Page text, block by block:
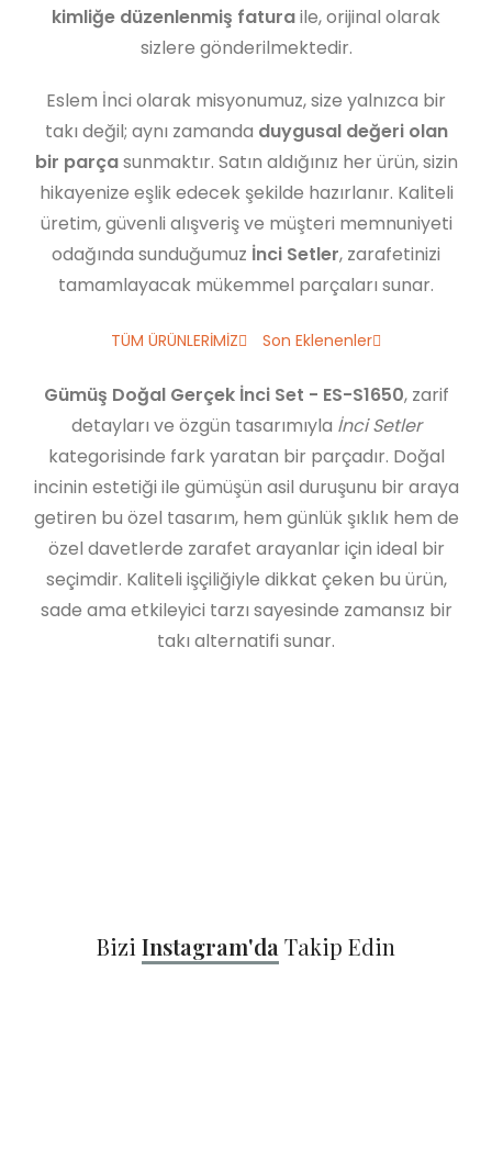
kimliğe düzenlenmiş faturaile, orijinal olarak
sizlere gönderilmektedir.
Eslem İnci olarak misyonumuz, size yalnızca bir
takı değil; aynı zamanda duygusal değeri olan
bir parçasunmaktır. Satın aldığınız her ürün, sizin
hikayenize eşlik edecek şekilde hazırlanır. Kaliteli
üretim, güvenli alışveriş ve müşteri memnuniyeti
odağında sunduğumuz İnci Setler, zarafetinizi
tamamlayacak mükemmel parçaları sunar.
TÜM ÜRÜNLERİMİZ Son Eklenenler
Gümüş Doğal Gerçek İnci Set - ES-S1650, zarif
detayları ve özgün tasarımıyla İnci Setler
kategorisinde fark yaratan bir parçadır. Doğal
incinin estetiği ile gümüşün asil duruşunu bir araya
getiren bu özel tasarım, hem günlük şıklık hem de
özel davetlerde zarafet arayanlar için ideal bir
seçimdir. Kaliteli işçiliğiyle dikkat çeken bu ürün,
sade ama etkileyici tarzı sayesinde zamansız bir
takı alternatifi sunar.
Bizi Instagram'da Takip Edin